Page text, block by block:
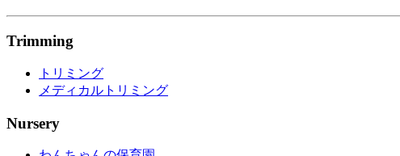
Trimming
トリミング
メディカルトリミング
Nursery